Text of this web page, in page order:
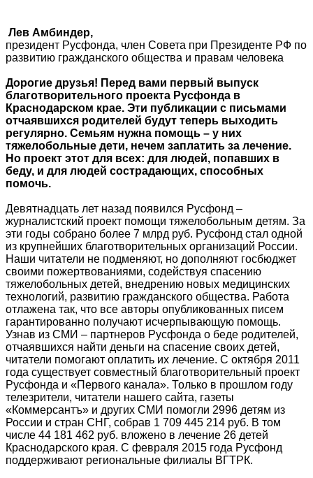
Лев Амбиндер,
президент Русфонда, член Совета при Президенте РФ по
развитию гражданского общества и правам человека
Дорогие друзья! Перед вами первый выпуск
благотворительного проекта Русфонда в
Краснодарском крае. Эти публикации с письмами
отчаявшихся родителей будут теперь выходить
регулярно. Семьям нужна помощь – у них
тяжелобольные дети, нечем заплатить за лечение.
Но проект этот для всех: для людей, попавших в
беду, и для людей сострадающих, способных
помочь.
Девятнадцать лет назад появился Русфонд –
журналистский проект помощи тяжелобольным детям. За
эти годы собрано более 7 млрд руб. Русфонд стал одной
из крупнейших благотворительных организаций России.
Наши читатели не подменяют, но дополняют госбюджет
своими пожертвованиями, содействуя спасению
тяжелобольных детей, внедрению новых медицинских
технологий, развитию гражданского общества. Работа
отлажена так, что все авторы опубликованных писем
гарантированно получают исчерпывающую помощь.
Узнав из СМИ – партнеров Русфонда о беде родителей,
отчаявшихся найти деньги на спасение своих детей,
читатели помогают оплатить их лечение. С октября 2011
года существует совместный благотворительный проект
Русфонда и «Первого канала». Только в прошлом году
телезрители, читатели нашего сайта, газеты
«Коммерсантъ» и других СМИ помогли 2996 детям из
России и стран СНГ, собрав 1 709 445 214 руб. В том
числе 44 181 462 руб. вложено в лечение 26 детей
Краснодарского края. С февраля 2015 года Русфонд
поддерживают региональные филиалы ВГТРК.